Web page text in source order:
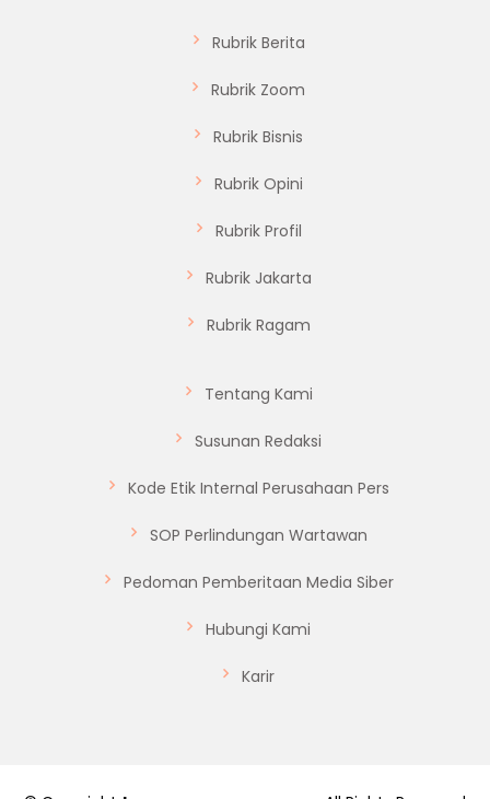
Rubrik Berita
Rubrik Zoom
Rubrik Bisnis
Rubrik Opini
Rubrik Profil
Rubrik Jakarta
Rubrik Ragam
Tentang Kami
Susunan Redaksi
Kode Etik Internal Perusahaan Pers
SOP Perlindungan Wartawan
Pedoman Pemberitaan Media Siber
Hubungi Kami
Karir